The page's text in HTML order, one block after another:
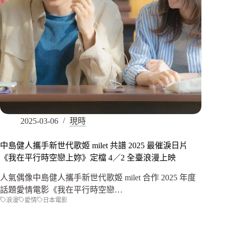
2025-03-06 現時
中島健人攜手新世代歌姬 milet 共譜 2025 最催淚日片
《我在平行時空戀上妳》定檔 4／2 全臺浪漫上映
人氣偶像中島健人攜手新世代歌姬 milet 合作 2025 年度
話題愛情電影《我在平行時空戀…
浪漫 愛情 日本電影